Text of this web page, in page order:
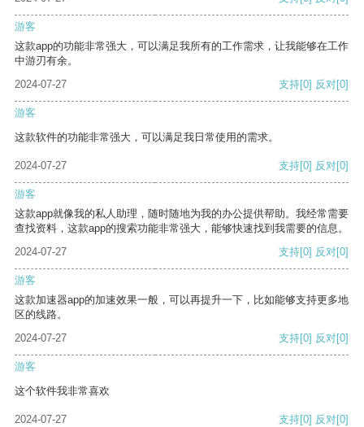
游客
这款app的功能非常强大，可以满足我所有的工作需求，让我能够在工作
中游刃有余。
2024-07-27
支持[0] 反对[0]
游客
这款软件的功能非常强大，可以满足我日常使用的需求。
2024-07-27 支持[0] 反对[0]
游客
这款app就像我的私人助理，随时随地为我的办公提供帮助。我经常需要
查找资料，这款app的搜索功能非常强大，能够快速找到我需要的信息。
2024-07-27
支持[0] 反对[0]
游客
这款加速器app的加速效果一般，可以再提升一下，比如能够支持更多地
区的线路。
2024-07-27
支持[0] 反对[0]
游客
这个软件我非常喜欢
2024-07-27 支持[0] 反对[0]